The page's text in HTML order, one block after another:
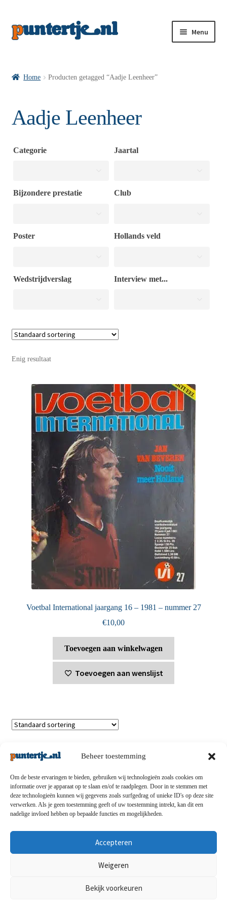
Beheer toestemming
Om de beste ervaringen te bieden, gebruiken wij technologieën zoals cookies om
informatie over je apparaat op te slaan en/of te raadplegen. Door in te stemmen met
deze technologieën kunnen wij gegevens zoals surfgedrag of unieke ID's op deze site
verwerken. Als je geen toestemming geeft of uw toestemming intrekt, kan dit een
nadelige invloed hebben op bepaalde functies en mogelijkheden.
Accepteren
Weigeren
Bekijk voorkeuren
Menu
Home Producten getagged “Aadje Leenheer”
Aadje Leenheer
Categorie Jaartal
Bijzondere prestatie Club
Poster Hollands veld
Wedstrijdverslag Interview met...
Enig resultaat
Voetbal International jaargang 16 – 1981 – nummer 27
€10,00
Toevoegen aan winkelwagen
Toevoegen aan wenslijst
Privacybeleid-Verzending en retouren-Algemene
voorwaarden-Disclaimert-Betaalmethoden-Over ons
Contact